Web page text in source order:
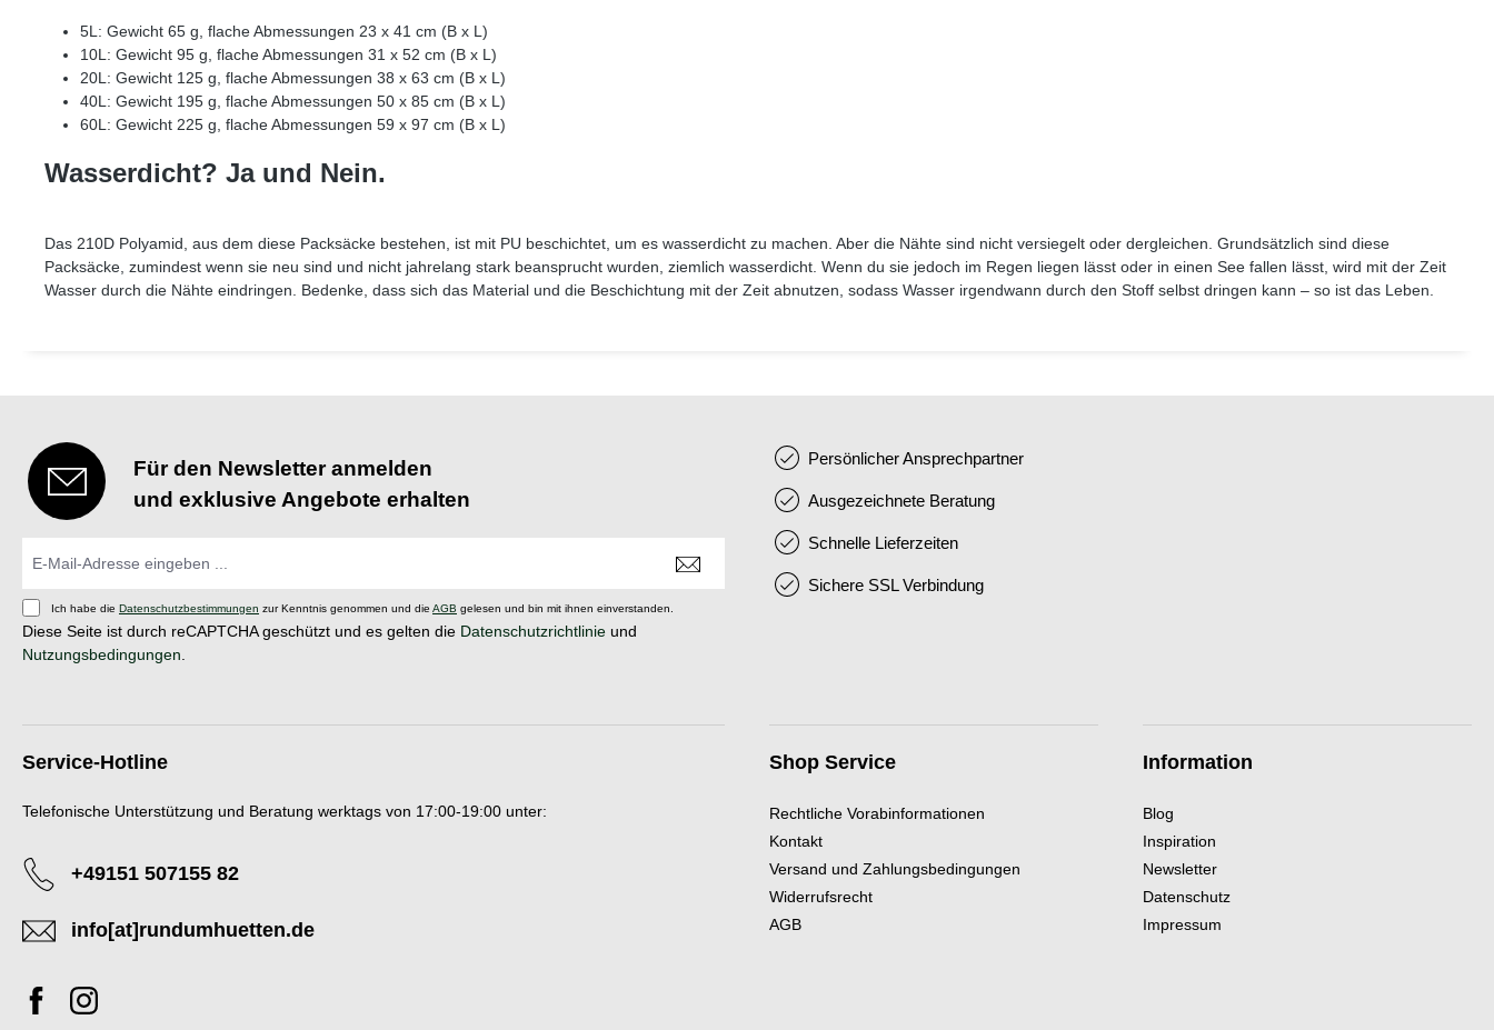
5L: Gewicht 65 g, flache Abmessungen 23 x 41 cm (B x L)
10L: Gewicht 95 g, flache Abmessungen 31 x 52 cm (B x L)
20L: Gewicht 125 g, flache Abmessungen 38 x 63 cm (B x L)
40L: Gewicht 195 g, flache Abmessungen 50 x 85 cm (B x L)
60L: Gewicht 225 g, flache Abmessungen 59 x 97 cm (B x L)
Wasserdicht? Ja und Nein.
Das 210D Polyamid, aus dem diese Packsäcke bestehen, ist mit PU beschichtet, um es wasserdicht zu machen. Aber die Nähte sind nicht versiegelt oder dergleichen. Grundsätzlich sind diese
Packsäcke, zumindest wenn sie neu sind und nicht jahrelang stark beansprucht wurden, ziemlich wasserdicht. Wenn du sie jedoch im Regen liegen lässt oder in einen See fallen lässt, wird mit der Zeit
Wasser durch die Nähte eindringen. Bedenke, dass sich das Material und die Beschichtung mit der Zeit abnutzen, sodass Wasser irgendwann durch den Stoff selbst dringen kann – so ist das Leben.
Für den Newsletter anmelden
und exklusive Angebote erhalten
Ich habe die Datenschutzbestimmungen zur Kenntnis genommen und die AGB gelesen und bin mit ihnen einverstanden.
Diese Seite ist durch reCAPTCHA geschützt und es gelten die Datenschutzrichtlinie und
Nutzungsbedingungen
Persönlicher Ansprechpartner
Ausgezeichnete Beratung
Schnelle Lieferzeiten
Sichere SSL Verbindung
Service-Hotline
Telefonische Unterstützung und Beratung werktags von 17:00-19:00 unter:
+49151 507155 82
info[at]rundumhuetten.de
Shop Service
Rechtliche Vorabinformationen
Kontakt
Versand und Zahlungsbedingungen
Widerrufsrecht
AGB
Information
Blog
Inspiration
Newsletter
Datenschutz
Impressum